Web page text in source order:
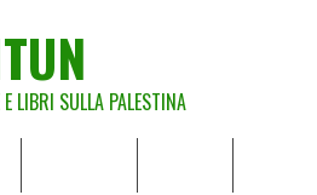
LIBRI SULLA PALESTINA